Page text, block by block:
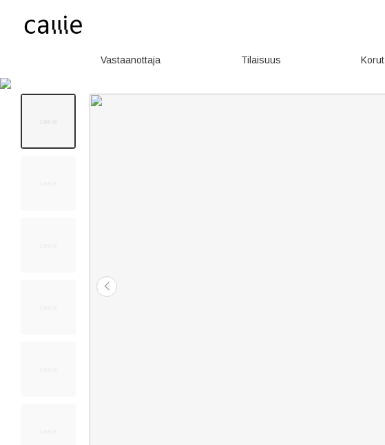
Vastaanottaja Tilaisuus Korut